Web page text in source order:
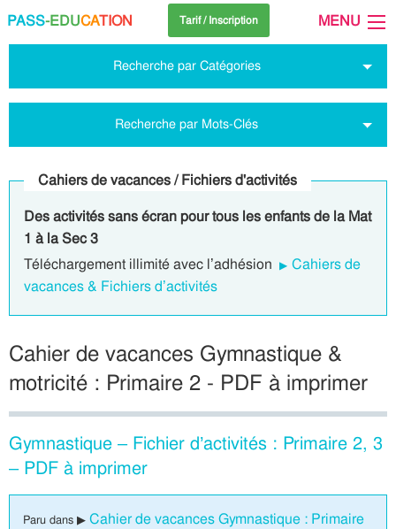
PASS-EDUCATION Tarif / Inscription MENU
Recherche par Catégories
Recherche par Mots-Clés
Cahiers de vacances / Fichiers d'activités
Des activités sans écran pour tous les enfants de la Mat
1 à la Sec 3
Téléchargement illimité avec l’adhésion
Cahiers de
vacances & Fichiers d’activités
Cahier de vacances Gymnastique &
motricité : Primaire 2 - PDF à imprimer
Gymnastique – Fichier d’activités : Primaire 2, 3
– PDF à imprimer
Paru dans ▶ Cahier de vacances Gymnastique : Primaire